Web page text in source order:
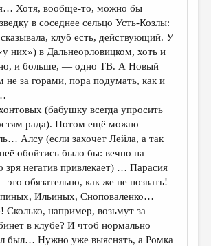
Хотя, вообще-то, можно бы
в соседнее сельцо Усть-Козлы:
клуб есть, действующий. У
них») в Дальнеорловицком, хоть и
и больше, — одно ТВ. А Новый
не за горами, пора подумать, как и
(бабушку всегда упросить
рада). Потом ещё можно
Алсу (если захочет Лейла, а так
обойтись было бы: вечно на
зря негатив привлекает) … Парасия
обязательно, как же не позвать!
Ильиных, Сноповаленко…
например, возьмут за
в клубе? И чтоб нормально
был… Нужно уже выяснять, а Ромка